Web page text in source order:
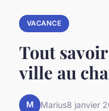
VACANCE
Tout
ville au
M Marius8 janvier